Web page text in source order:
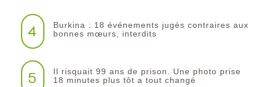
4
Burkina : 18 événements jugés contraires aux
bonnes mœurs, interdits
5
Il risquait 99 ans de prison. Une photo prise
18 minutes plus tôt a tout changé